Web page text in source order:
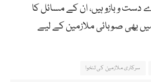
دست و بازو ہیں، ان کے مسائل کا
بھی صوبائی ملازمین کے لیے
سرکاری ملازمین کی تنخوا